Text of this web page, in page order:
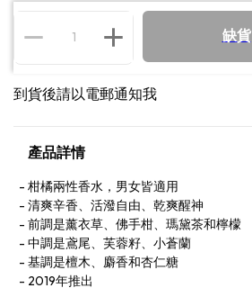
缺貨
到貨後請以電郵通知我
產品詳情
柑橘兩性香水，男女皆適用
清爽辛香、活潑自由、乾爽醒神
前調是薰衣草、佛手柑、瑪黛茶和檸檬
中調是鳶尾、芙蓉籽、小蒼蘭
基調是檀木、麝香和杏仁糖
2019年推出